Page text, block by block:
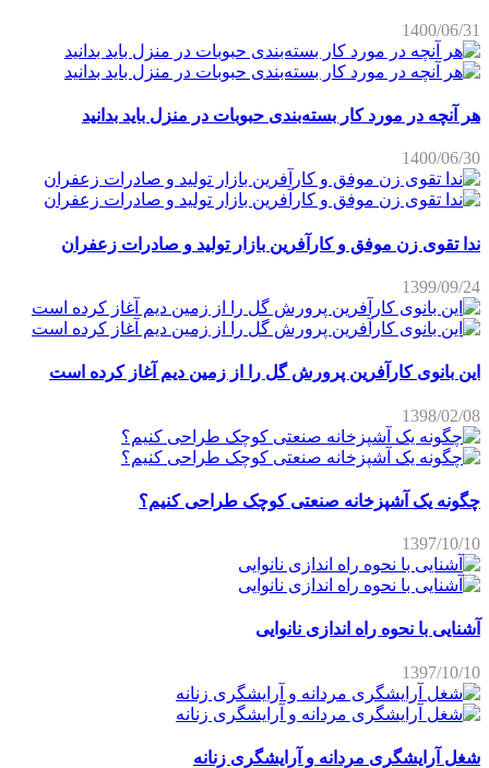
1400/06/31
هر آنچه در مورد کار بسته‌بندی حبوبات در منزل باید بدانید
1400/06/30
ندا تقوی زن موفق و کارآفرین بازار تولید و صادرات زعفران
1399/09/24
این بانوی کارآفرین پرورش گل را از زمین دیم آغاز کرده است
1398/02/08
چگونه یک آشپزخانه صنعتی کوچک طراحی کنیم؟
1397/10/10
آشنایی با نحوه راه اندازی نانوایی
1397/10/10
شغل آرایشگری مردانه و آرایشگری زنانه